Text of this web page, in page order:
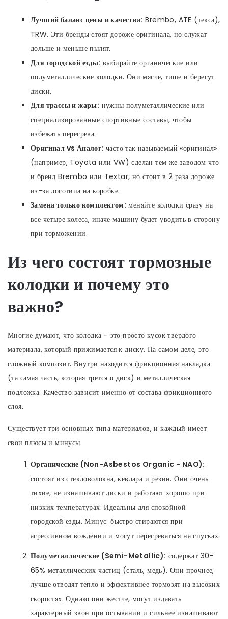
Лучший баланс цены и качества: Brembo, ATE (текса),
TRW. Эти бренды стоят дороже оригинала, но служат
дольше и меньше пылят.
Для городской езды: выбирайте органические или
полуметаллические колодки. Они мягче, тише и берегут
диски.
Для трассы и жары: нужны полуметаллические или
специализированные спортивные составы, чтобы
избежать перегрева.
Оригинал vs Аналог: часто так называемый «оригинал»
(например, Toyota или VW) сделан тем же заводом что
и бренд Brembo или Textar, но стоит в 2 раза дороже
из-за логотипа на коробке.
Замена только комплектом: меняйте колодки сразу на
все четыре колеса, иначе машину будет уводить в сторону
при торможении.
Из чего состоят тормозные
колодки и почему это
важно?
Многие думают, что колодка - это просто кусок твердого
материала, который прижимается к диску. На самом деле, это
сложный композит. Внутри находится фрикционная накладка
(та самая часть, которая трется о диск) и металлическая
подложка. Качество зависит именно от состава фрикционного
слоя.
Существует три основных типа материалов, и каждый имеет
свои плюсы и минусы:
Органические (Non-Asbestos Organic - NAO):
состоят из стекловолокна, кевлара и резин. Они очень
тихие, не изнашивают диски и работают хорошо при
низких температурах. Идеальны для спокойной
городской езды. Минус: быстро стираются при
агрессивном вождении и могут перегреваться на спусках.
Полуметаллические (Semi-Metallic): содержат 30-
65% металлических частиц (сталь, медь). Они прочнее,
лучше отводят тепло и эффективнее тормозят на высоких
скоростях. Однако они жестче, могут издавать
характерный звон при остывании и сильнее изнашивают